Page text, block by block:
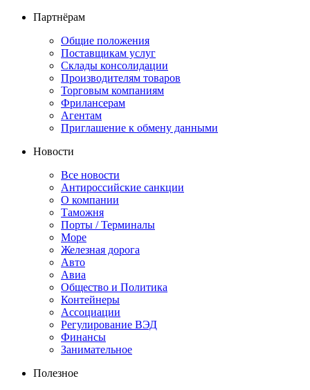
Партнёрам
Общие положения
Поставщикам услуг
Склады консолидации
Производителям товаров
Торговым компаниям
Фрилансерам
Агентам
Приглашение к обмену данными
Новости
Все новости
Антироссийские санкции
О компании
Таможня
Порты / Терминалы
Море
Железная дорога
Авто
Авиа
Общество и Политика
Контейнеры
Ассоциации
Регулирование ВЭД
Финансы
Занимательное
Полезное